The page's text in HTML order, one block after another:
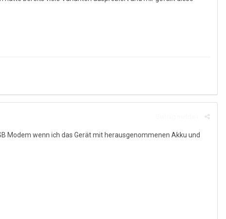
Modem wenn ich das Gerät mit herausgenommenen Akku und